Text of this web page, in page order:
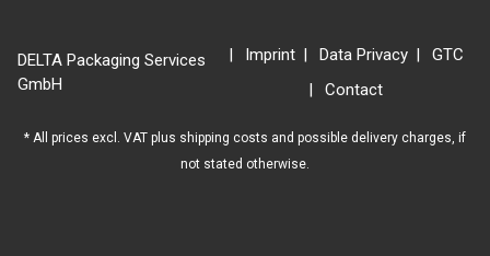
DELTA Packaging Services
GmbH
Imprint Data Privacy
GTC
Contact
* All prices excl. VAT plus shipping costs and possible delivery charges, if
not stated otherwise.